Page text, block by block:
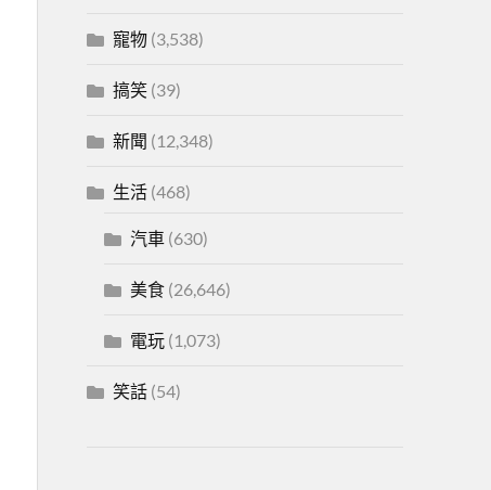
寵物(3,538)
搞笑(39)
新聞 (12,348)
生活(468)
汽車(630)
美食(26,646)
電玩(1,073)
笑話(54)